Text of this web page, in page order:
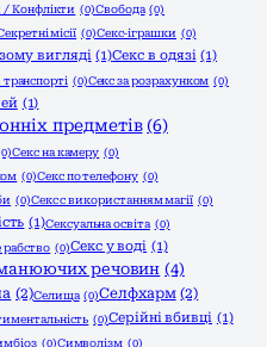
/ Конфлікти (0)Свобода (0)
місії (0)Секс-іграшки (0)
вигляді (1)Секс в одязі (1)
транспорті (0)Секс за розрахунком (0)
(1)
предметів (6)
Секс на камеру (0)
(0)Секс по телефону (0)
(0)Секс с використанням магії (0)
(1)Сексуальна освіта (0)
рабство (0)Секс у воді (1)
речовин (4)
(2)Селища (0)Селфхарм (2)
(0)Серійні вбивці (1)
(0)Символізм (0)